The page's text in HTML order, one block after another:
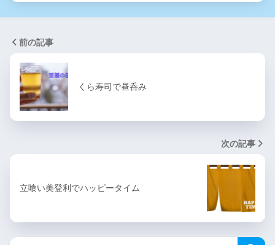
前の記事
くら寿司で昼呑み
次の記事
立喰い美登利でハッピータイム